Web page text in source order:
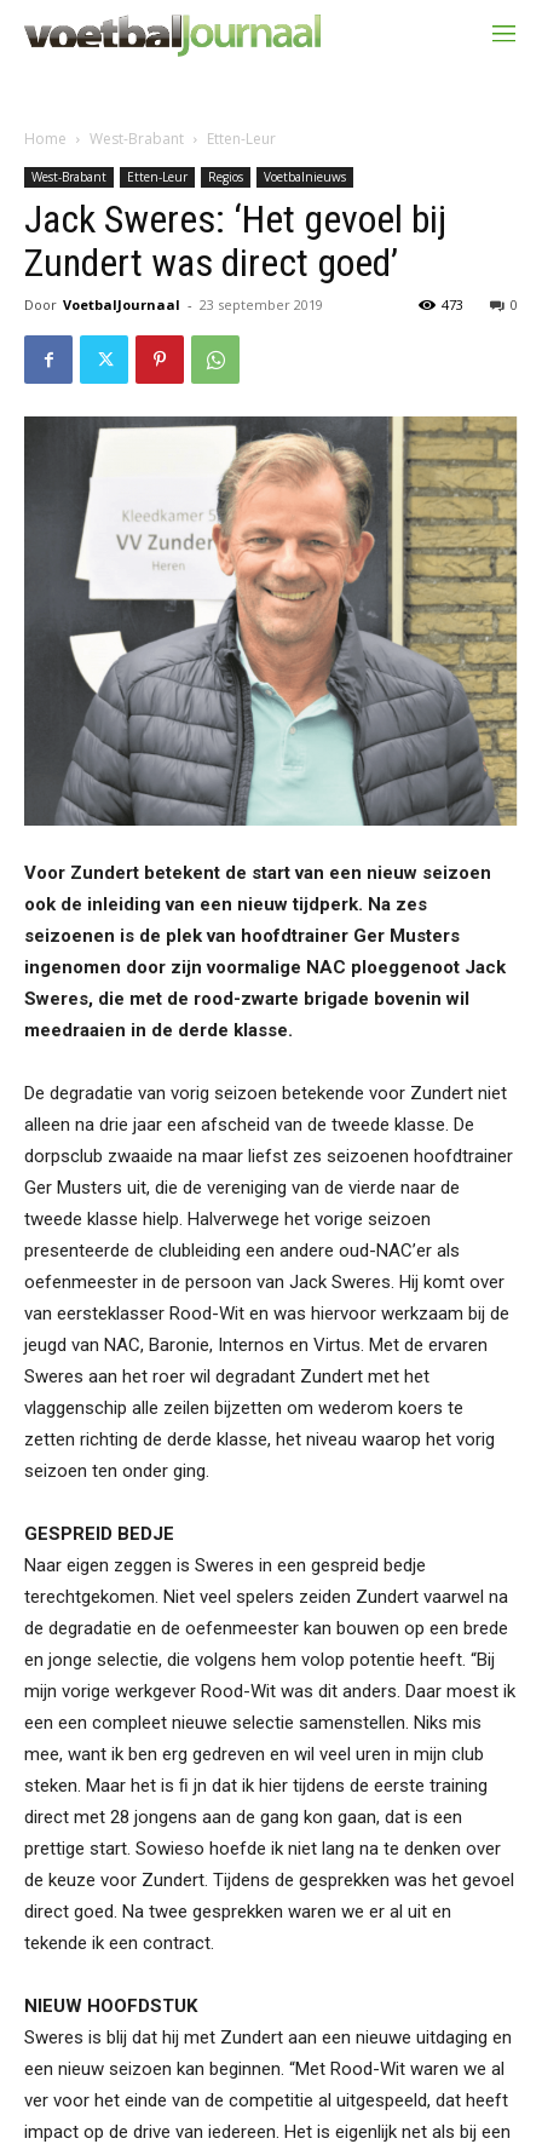
Home West-Brabant Etten-Leur
West-Brabant Etten-Leur Regios Voetbalnieuws
Jack Sweres: ‘Het gevoel bij
Zundert was direct goed’
Door VoetbalJournaal - 23 september 2019 0
473
Voor Zundert betekent de start van een nieuw seizoen
ook de inleiding van een nieuw tijdperk. Na zes
seizoenen is de plek van hoofdtrainer Ger Musters
ingenomen door zijn voormalige NAC ploeggenoot Jack
Sweres, die met de rood-zwarte brigade bovenin wil
meedraaien in de derde klasse.
De degradatie van vorig seizoen betekende voor Zundert niet
alleen na drie jaar een afscheid van de tweede klasse. De
dorpsclub zwaaide na maar liefst zes seizoenen hoofdtrainer
Ger Musters uit, die de vereniging van de vierde naar de
tweede klasse hielp. Halverwege het vorige seizoen
presenteerde de clubleiding een andere oud-NAC’er als
oefenmeester in de persoon van Jack Sweres. Hij komt over
van eersteklasser Rood-Wit en was hiervoor werkzaam bij de
jeugd van NAC, Baronie, Internos en Virtus. Met de ervaren
Sweres aan het roer wil degradant Zundert met het
vlaggenschip alle zeilen bijzetten om wederom koers te
zetten richting de derde klasse, het niveau waarop het vorig
seizoen ten onder ging.
GESPREID BEDJE
Naar eigen zeggen is Sweres in een gespreid bedje
terechtgekomen. Niet veel spelers zeiden Zundert vaarwel na
de degradatie en de oefenmeester kan bouwen op een brede
en jonge selectie, die volgens hem volop potentie heeft. “Bij
mijn vorige werkgever Rood-Wit was dit anders. Daar moest ik
een een compleet nieuwe selectie samenstellen. Niks mis
mee, want ik ben erg gedreven en wil veel uren in mijn club
steken. Maar het is ﬁ jn dat ik hier tijdens de eerste training
direct met 28 jongens aan de gang kon gaan, dat is een
prettige start. Sowieso hoefde ik niet lang na te denken over
de keuze voor Zundert. Tijdens de gesprekken was het gevoel
direct goed. Na twee gesprekken waren we er al uit en
tekende ik een contract.
NIEUW HOOFDSTUK
Sweres is blij dat hij met Zundert aan een nieuwe uitdaging en
een nieuw seizoen kan beginnen. “Met Rood-Wit waren we al
ver voor het einde van de competitie al uitgespeeld, dat heeft
impact op de drive van iedereen. Het is eigenlijk net als bij een